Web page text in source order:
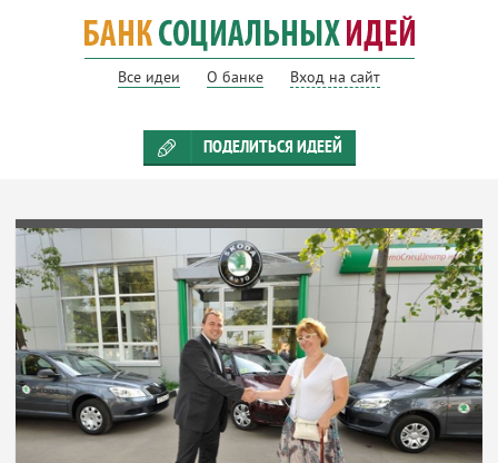
Все идеи О банке Вход на сайт
ПОДЕЛИТЬСЯ ИДЕЕЙ